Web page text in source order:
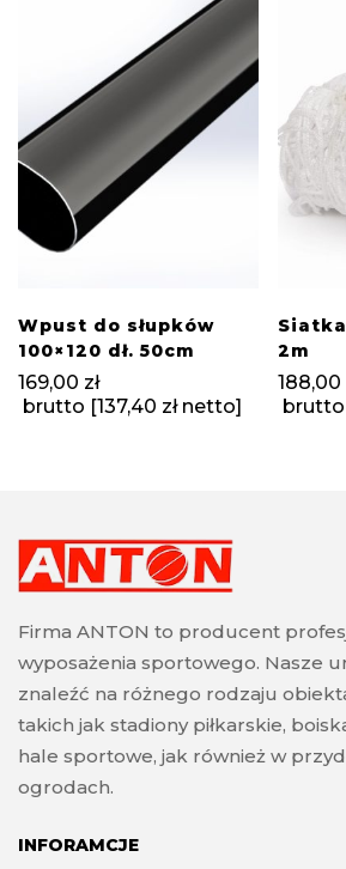
Wpust do słupków
100×120 dł. 50cm
169,00 zł
brutto [137,40 złnetto]
2m
188,00
Firma ANTON to producent
wyposażenia sportowego. Nasze
znaleźć na różnego rodzaju
takich jak stadiony piłkarskie,
hale sportowe, jak również w
ogrodach.
INFORAMCJE